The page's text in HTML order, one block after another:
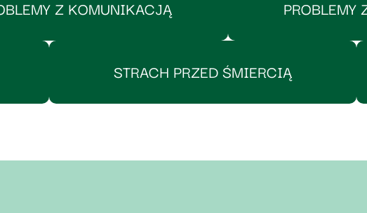
Z KOMUNIKACJĄ PROBLEMY
STRACH PRZED ŚMIERCIĄ